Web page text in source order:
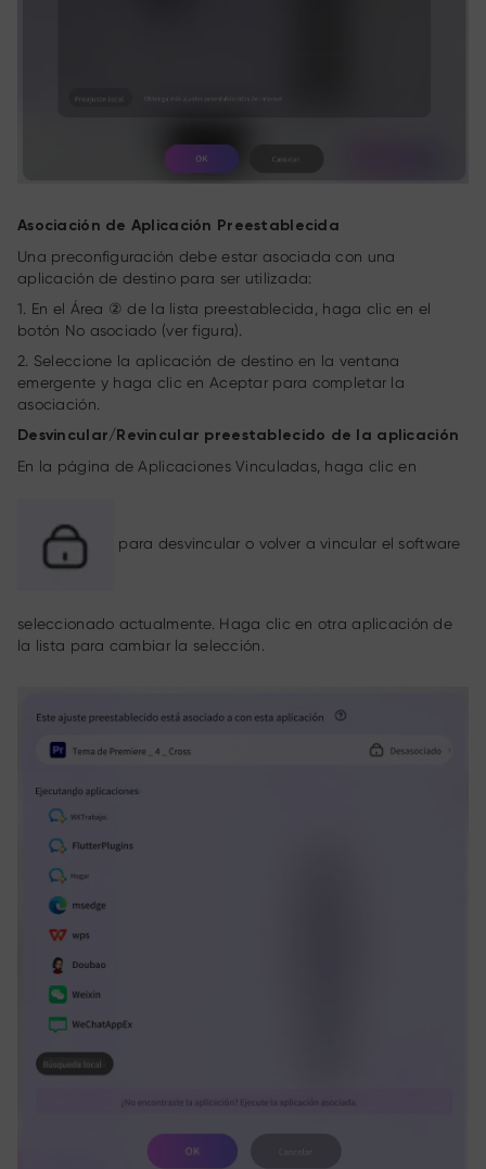
Asociación de Aplicación Preestablecida
Una preconfiguración debe estar asociada con una
aplicación de destino para ser utilizada:
1. En el Área ② de la lista preestablecida, haga clic en el
botón No asociado (ver figura).
2. Seleccione la aplicación de destino en la ventana
emergente y haga clic en Aceptar para completar la
asociación.
Desvincular/Revincular preestablecido de la aplicación
En la página de Aplicaciones Vinculadas, haga clic en
para desvincular o volver a vincular el software
seleccionado actualmente. Haga clic en otra aplicación de
la lista para cambiar la selección.